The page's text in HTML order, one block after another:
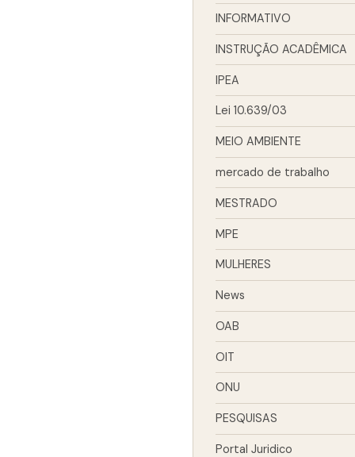
INFORMATIVO
INSTRUÇÃO ACADÊMICA
IPEA
Lei 10.639/03
MEIO AMBIENTE
mercado de trabalho
MESTRADO
MPE
MULHERES
News
OAB
OIT
ONU
PESQUISAS
Portal Juridico